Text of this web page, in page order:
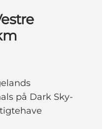
på Dark Sky-